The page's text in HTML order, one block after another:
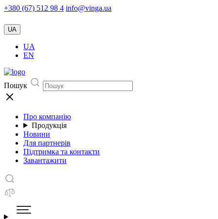
+380 (67) 512 98 4 info@vinga.ua
UA
UA
EN
Пошук
Про компанію
Продукція
Новини
Для партнерів
Підтримка та контакти
Завантажити